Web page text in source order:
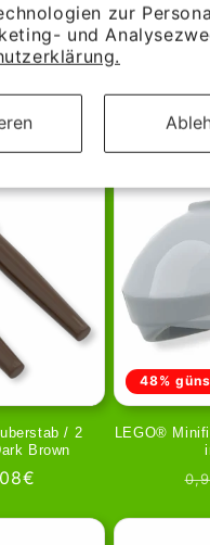
zur
und
/ 2
Brown
48%
LEGO®